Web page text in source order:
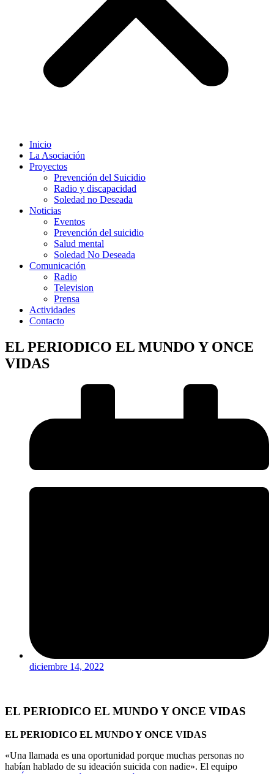
Inicio
La Asociación
Proyectos
Prevención del Suicidio
Radio y discapacidad
Soledad no Deseada
Noticias
Eventos
Prevención del suicidio
Salud mental
Soledad No Deseada
Comunicación
Radio
Television
Prensa
Actividades
Contacto
EL PERIODICO EL MUNDO Y ONCE
VIDAS
diciembre 14, 2022
EL PERIODICO EL MUNDO Y ONCE VIDAS
EL PERIODICO EL MUNDO Y ONCE VIDAS
«Una llamada es una oportunidad porque muchas personas no
habían hablado de su ideación suicida con nadie». El equipo